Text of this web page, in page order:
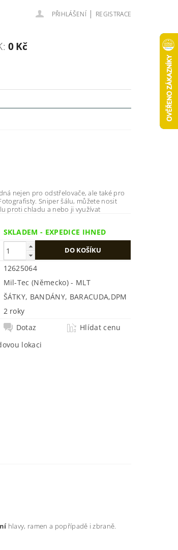
PŘIHLÁŠENÍ | REGISTRACE
0 Kč
šálu, můžete nosit
proti chladu a nebo ji využívat
SKLADEM - EXPEDICE IHNED
12625064
Mil-Tec (Německo) - MLT
ŠÁTKY, BANDÁNY, BARACUDA,DPM
2 roky
Dotaz
Hlídat cenu
lokaci
hlavy, ramen a popřípadě i zbraně.